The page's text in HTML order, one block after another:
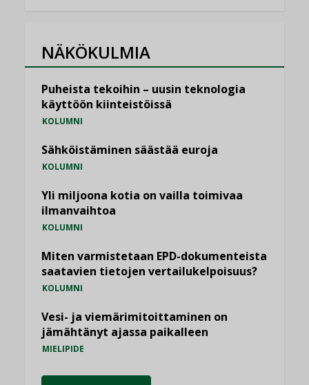
NÄKÖKULMIA
Puheista tekoihin – uusin teknologia
käyttöön kiinteistöissä
KOLUMNI
Sähköistäminen säästää euroja
KOLUMNI
Yli miljoona kotia on vailla toimivaa
ilmanvaihtoa
KOLUMNI
Miten varmistetaan EPD-dokumenteista
saatavien tietojen vertailukelpoisuus?
KOLUMNI
Vesi- ja viemärimitoittaminen on
jämähtänyt ajassa paikalleen
MIELIPIDE